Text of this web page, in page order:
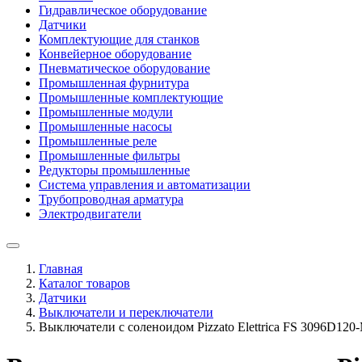
Гидравлическое оборудование
Датчики
Комплектующие для станков
Конвейерное оборудование
Пневматическое оборудование
Промышленная фурнитура
Промышленные комплектующие
Промышленные модули
Промышленные насосы
Промышленные реле
Промышленные фильтры
Редукторы промышленные
Система управления и автоматизации
Трубопроводная арматура
Электродвигатели
Главная
Каталог товаров
Датчики
Выключатели и переключатели
Выключатели с соленоидом Pizzato Elettrica FS